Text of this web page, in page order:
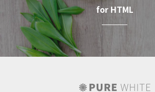
for HTML